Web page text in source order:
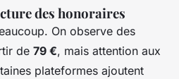
des honoraires
On observe des
de 79 €, mais attention aux
plateformes ajoutent